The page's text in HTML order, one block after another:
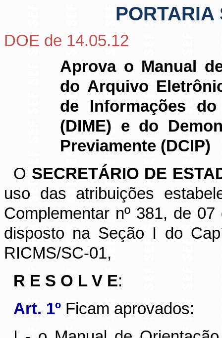
PORTARIA
DOE de 14.05.12
Aprova o Manual
do Arquivo
de Informações
(DIME) e do
Previamente (DCIP)
O SECRETÁRIO DE
uso das atribuições
Complementar nº 381, de
disposto na Seção I do
RICMS/SC-01,
R E S O L V E:
Art. 1ºFicam aprovados: